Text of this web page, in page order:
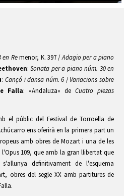
en Remenor, K. 397 /Adagio per a piano
:Sonata per a piano núm. 30 en
:Cançó i dansa núm. 6 /Variacions sobre
Falla: «Andaluza» deCuatro piezas
el públic del Festival de Torroella de
ens oferirà en la primera part un
amb obres de Mozart i una de les
109, que amb la gran llibertat que
definitivament de l'esquema
obres del segle XX amb partitures de